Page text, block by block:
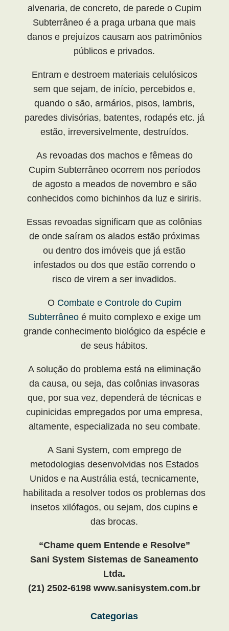
alvenaria, de concreto, de parede o Cupim
Subterrâneo é a praga urbana que mais
danos e prejuízos causam aos patrimônios
públicos e privados.
Entram e destroem materiais celulósicos
sem que sejam, de início, percebidos e,
quando o são, armários, pisos, lambris,
paredes divisórias, batentes, rodapés etc. já
estão, irreversivelmente, destruídos.
As revoadas dos machos e fêmeas do
Cupim Subterrâneo ocorrem nos períodos
de agosto a meados de novembro e são
conhecidos como bichinhos da luz e siriris.
Essas revoadas significam que as colônias
de onde saíram os alados estão próximas
ou dentro dos imóveis que já estão
infestados ou dos que estão correndo o
risco de virem a ser invadidos.
O Combate e Controle do Cupim
Subterrâneoé muito complexo e exige um
grande conhecimento biológico da espécie e
de seus hábitos.
A solução do problema está na eliminação
da causa, ou seja, das colônias invasoras
que, por sua vez, dependerá de técnicas e
cupinicidas empregados por uma empresa,
altamente, especializada no seu combate.
A Sani System, com emprego de
metodologias desenvolvidas nos Estados
Unidos e na Austrália está, tecnicamente,
habilitada a resolver todos os problemas dos
insetos xilófagos, ou sejam, dos cupins e
das brocas.
“Chame quem Entende e Resolve”
Sani System Sistemas de Saneamento
Ltda.
(21) 2502-6198 www.sanisystem.com.br
Categorias